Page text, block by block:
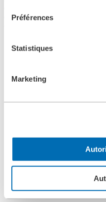
Préférences
Statistiques
Marketing
état, minimiser les temps